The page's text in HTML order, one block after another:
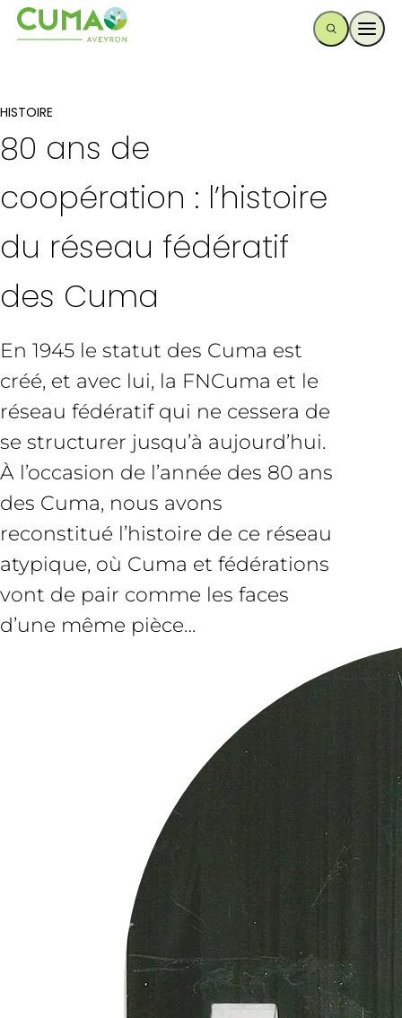
HISTOIRE
80 ans de
coopération : l’histoire
du réseau fédératif
des Cuma
En 1945 le statut des Cuma est
créé, et avec lui, la FNCuma et le
réseau fédératif qui ne cessera de
se structurer jusqu’à aujourd’hui.
À l’occasion de l’année des 80 ans
des Cuma, nous avons
reconstitué l’histoire de ce réseau
atypique, où Cuma et fédérations
vont de pair comme les faces
d’une même pièce…